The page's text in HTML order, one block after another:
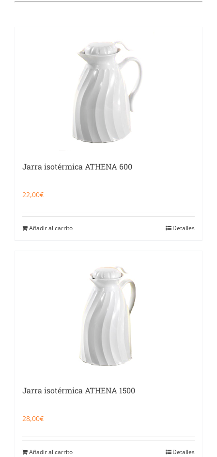
Jarra isotérmica ATHENA 600
22,00€
Añadir al carrito Detalles
Jarra isotérmica ATHENA 1500
28,00€
Añadir al carrito Detalles